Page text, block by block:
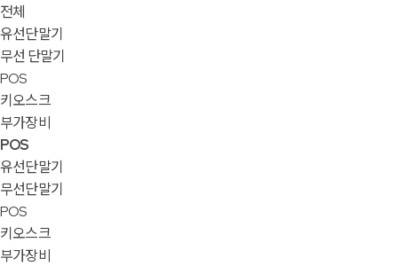
전체
유선단말기
무선 단말기
POS
키오스크
부가장비
POS
유선단말기
무선단말기
POS
키오스크
부가장비